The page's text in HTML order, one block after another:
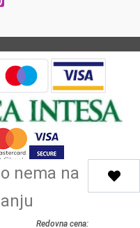
nema na
Redovna cena:
Pharmacy 2026